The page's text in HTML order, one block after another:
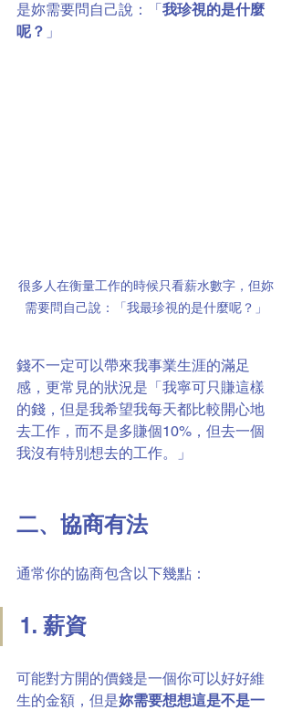
是妳需要問自己說：「 我珍視的是什麼
呢？ 」
很多人在衡量工作的時候只看薪水數字，但妳
需要問自己說：「我最珍視的是什麼呢？」
錢不一定可以帶來我事業生涯的滿足
感，更常見的狀況是「我寧可只賺這樣
的錢，但是我希望我每天都比較開心地
去工作，而不是多賺個10%，但去一個
我沒有特別想去的工作。」
二、協商有法
通常你的協商包含以下幾點：
1. 薪資
可能對方開的價錢是一個你可以好好維
生的金額，但是妳需要想想這是不是一